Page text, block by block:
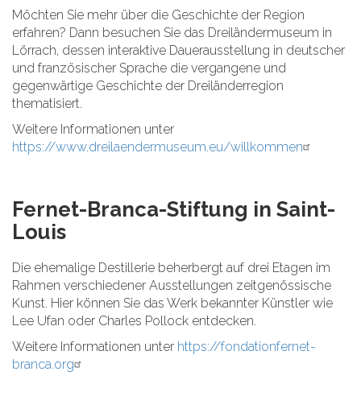
Möchten Sie mehr über die Geschichte der Region
erfahren? Dann besuchen Sie das Dreiländermuseum in
Lörrach, dessen interaktive Dauerausstellung in deutscher
und französischer Sprache die vergangene und
gegenwärtige Geschichte der Dreiländerregion
thematisiert.
Weitere Informationen unter
https://www.dreilaendermuseum.eu/willkommen
Fernet-Branca-Stiftung in Saint-
Louis
Die ehemalige Destillerie beherbergt auf drei Etagen im
Rahmen verschiedener Ausstellungen zeitgenössische
Kunst. Hier können Sie das Werk bekannter Künstler wie
Lee Ufan oder Charles Pollock entdecken.
Weitere Informationen unter https://fondationfernet-
branca.org